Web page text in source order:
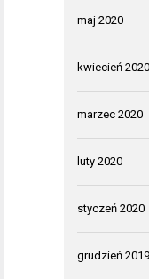
maj 2020
kwiecień 2020
marzec 2020
luty 2020
styczeń 2020
grudzień 2019